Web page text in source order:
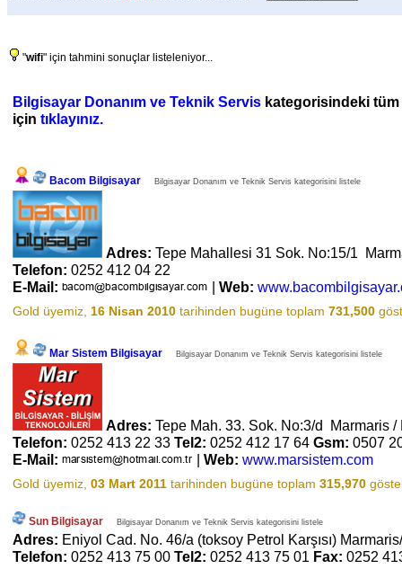
"wifi" için tahmini sonuçlar listeleniyor...
Bilgisayar Donanım ve Teknik Servis kategorisindeki tüm
için tıklayınız.
Bacom Bilgisayar Bilgisayar Donanım ve Teknik Servis kategorisini listele
Adres: Tepe Mahallesi 31 Sok. No:15/1
Telefon: 0252 412 04 22
E-Mail:
| Web:
Gold üyemiz, 16 Nisan 2010 tarihinden bugüne toplam 731,500
Mar Sistem Bilgisayar Bilgisayar Donanım ve Teknik Servis kategorisini listele
Adres: Tepe Mah. 33. Sok. No:3/d Marmaris
Telefon: 0252 413 22 33 Tel2: 0252 412 17 64 Gsm: 0507
E-Mail:
| Web: www.marsistem.com
Gold üyemiz, 03 Mart 2011 tarihinden bugüne toplam 315,970
Sun Bilgisayar Bilgisayar Donanım ve Teknik Servis kategorisini listele
Adres: Eniyol Cad. No. 46/a (toksoy Petrol Karşısı)
Telefon: 0252 413 75 00 Tel2: 0252 413 75 01 Fax: 0252